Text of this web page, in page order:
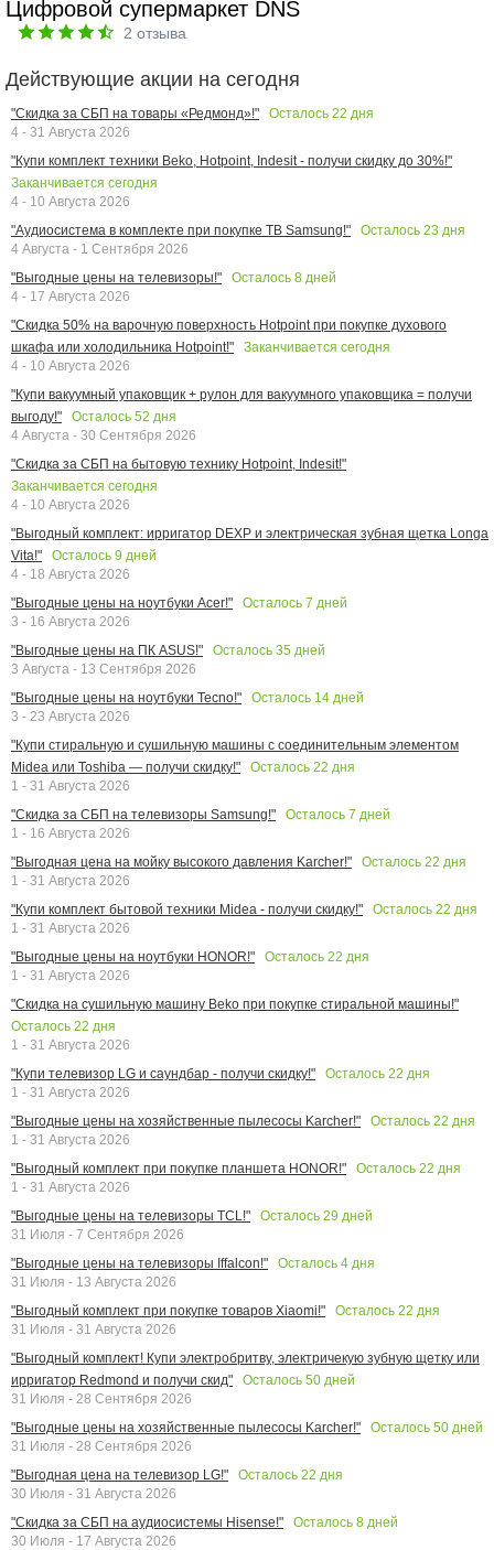
Цифровой супермаркет DNS
2 отзыва
Действующие акции на сегодня
"Скидка за СБП на товары «Редмонд»!" Осталось 22 дня
4 - 31 Августа 2026
"Купи комплект техники Beko, Hotpoint, Indesit - получи скидку до 30%!"
Заканчивается сегодня
4 - 10 Августа 2026
"Аудиосистема в комплекте при покупке ТВ Samsung!"
Осталось 23 дня
4 Августа - 1 Сентября 2026
"Выгодные цены на телевизоры!"
Осталось 8 дней
4 - 17 Августа 2026
"Скидка 50% на варочную поверхность Hotpoint при покупке духового
шкафа или холодильника Hotpoint!"
Заканчивается сегодня
4 - 10 Августа 2026
"Купи вакуумный упаковщик + рулон для вакуумного упаковщика = получи
выгоду!"
Осталось 52 дня
4 Августа - 30 Сентября 2026
"Скидка за СБП на бытовую технику Hotpoint, Indesit!"
Заканчивается сегодня
4 - 10 Августа 2026
"Выгодный комплект: ирригатор DEXP и электрическая зубная щетка Longa
Vita!"
Осталось 9 дней
4 - 18 Августа 2026
"Выгодные цены на ноутбуки Acer!"
Осталось 7 дней
3 - 16 Августа 2026
"Выгодные цены на ПК ASUS!"
Осталось 35 дней
3 Августа - 13 Сентября 2026
"Выгодные цены на ноутбуки Tecno!"
Осталось 14 дней
3 - 23 Августа 2026
"Купи стиральную и сушильную машины с соединительным элементом
Midea или Toshiba — получи скидку!"
Осталось 22 дня
1 - 31 Августа 2026
"Скидка за СБП на телевизоры Samsung!"
Осталось 7 дней
1 - 16 Августа 2026
"Выгодная цена на мойку высокого давления Karcher!"
Осталось 22 дня
1 - 31 Августа 2026
"Купи комплект бытовой техники Midea - получи скидку!"
Осталось 22 дня
1 - 31 Августа 2026
"Выгодные цены на ноутбуки HONOR!"
Осталось 22 дня
1 - 31 Августа 2026
"Скидка на сушильную машину Beko при покупке стиральной машины!"
Осталось 22 дня
1 - 31 Августа 2026
"Купи телевизор LG и саундбар - получи скидку!"
Осталось 22 дня
1 - 31 Августа 2026
"Выгодные цены на хозяйственные пылесосы Karcher!"
Осталось 22 дня
1 - 31 Августа 2026
"Выгодный комплект при покупке планшета HONOR!"
Осталось 22 дня
1 - 31 Августа 2026
"Выгодные цены на телевизоры TCL!"
Осталось 29 дней
31 Июля - 7 Сентября 2026
"Выгодные цены на телевизоры Iffalcon!"
Осталось 4 дня
31 Июля - 13 Августа 2026
"Выгодный комплект при покупке товаров Xiaomi!"
Осталось 22 дня
31 Июля - 31 Августа 2026
"Выгодный комплект! Купи электробритву, электричекую зубную щетку или
ирригатор Redmond и получи скид"
Осталось 50 дней
31 Июля - 28 Сентября 2026
"Выгодные цены на хозяйственные пылесосы Karcher!"
Осталось 50 дней
31 Июля - 28 Сентября 2026
"Выгодная цена на телевизор LG!"
Осталось 22 дня
30 Июля - 31 Августа 2026
"Скидка за СБП на аудиосистемы Hisense!"
Осталось 8 дней
30 Июля - 17 Августа 2026